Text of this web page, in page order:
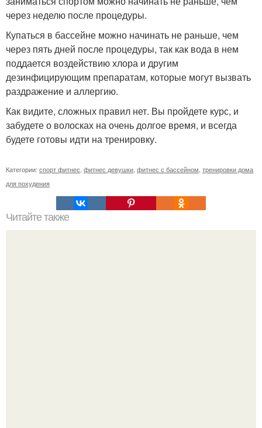
через неделю после процедуры.
Купаться в бассейне можно начинать не раньше, чем
через пять дней после процедуры, так как вода в нем
поддается воздействию хлора и другим
дезинфицирующим препаратам, которые могут вызвать
раздражение и аллергию.
Как видите, сложных правил нет. Вы пройдете курс, и
забудете о волосках на очень долгое время, и всегда
будете готовы идти на тренировку.
Категории: спорт фитнес фитнес девушки фитнес с бассейном тренировки дома
для похудения
Читайте также